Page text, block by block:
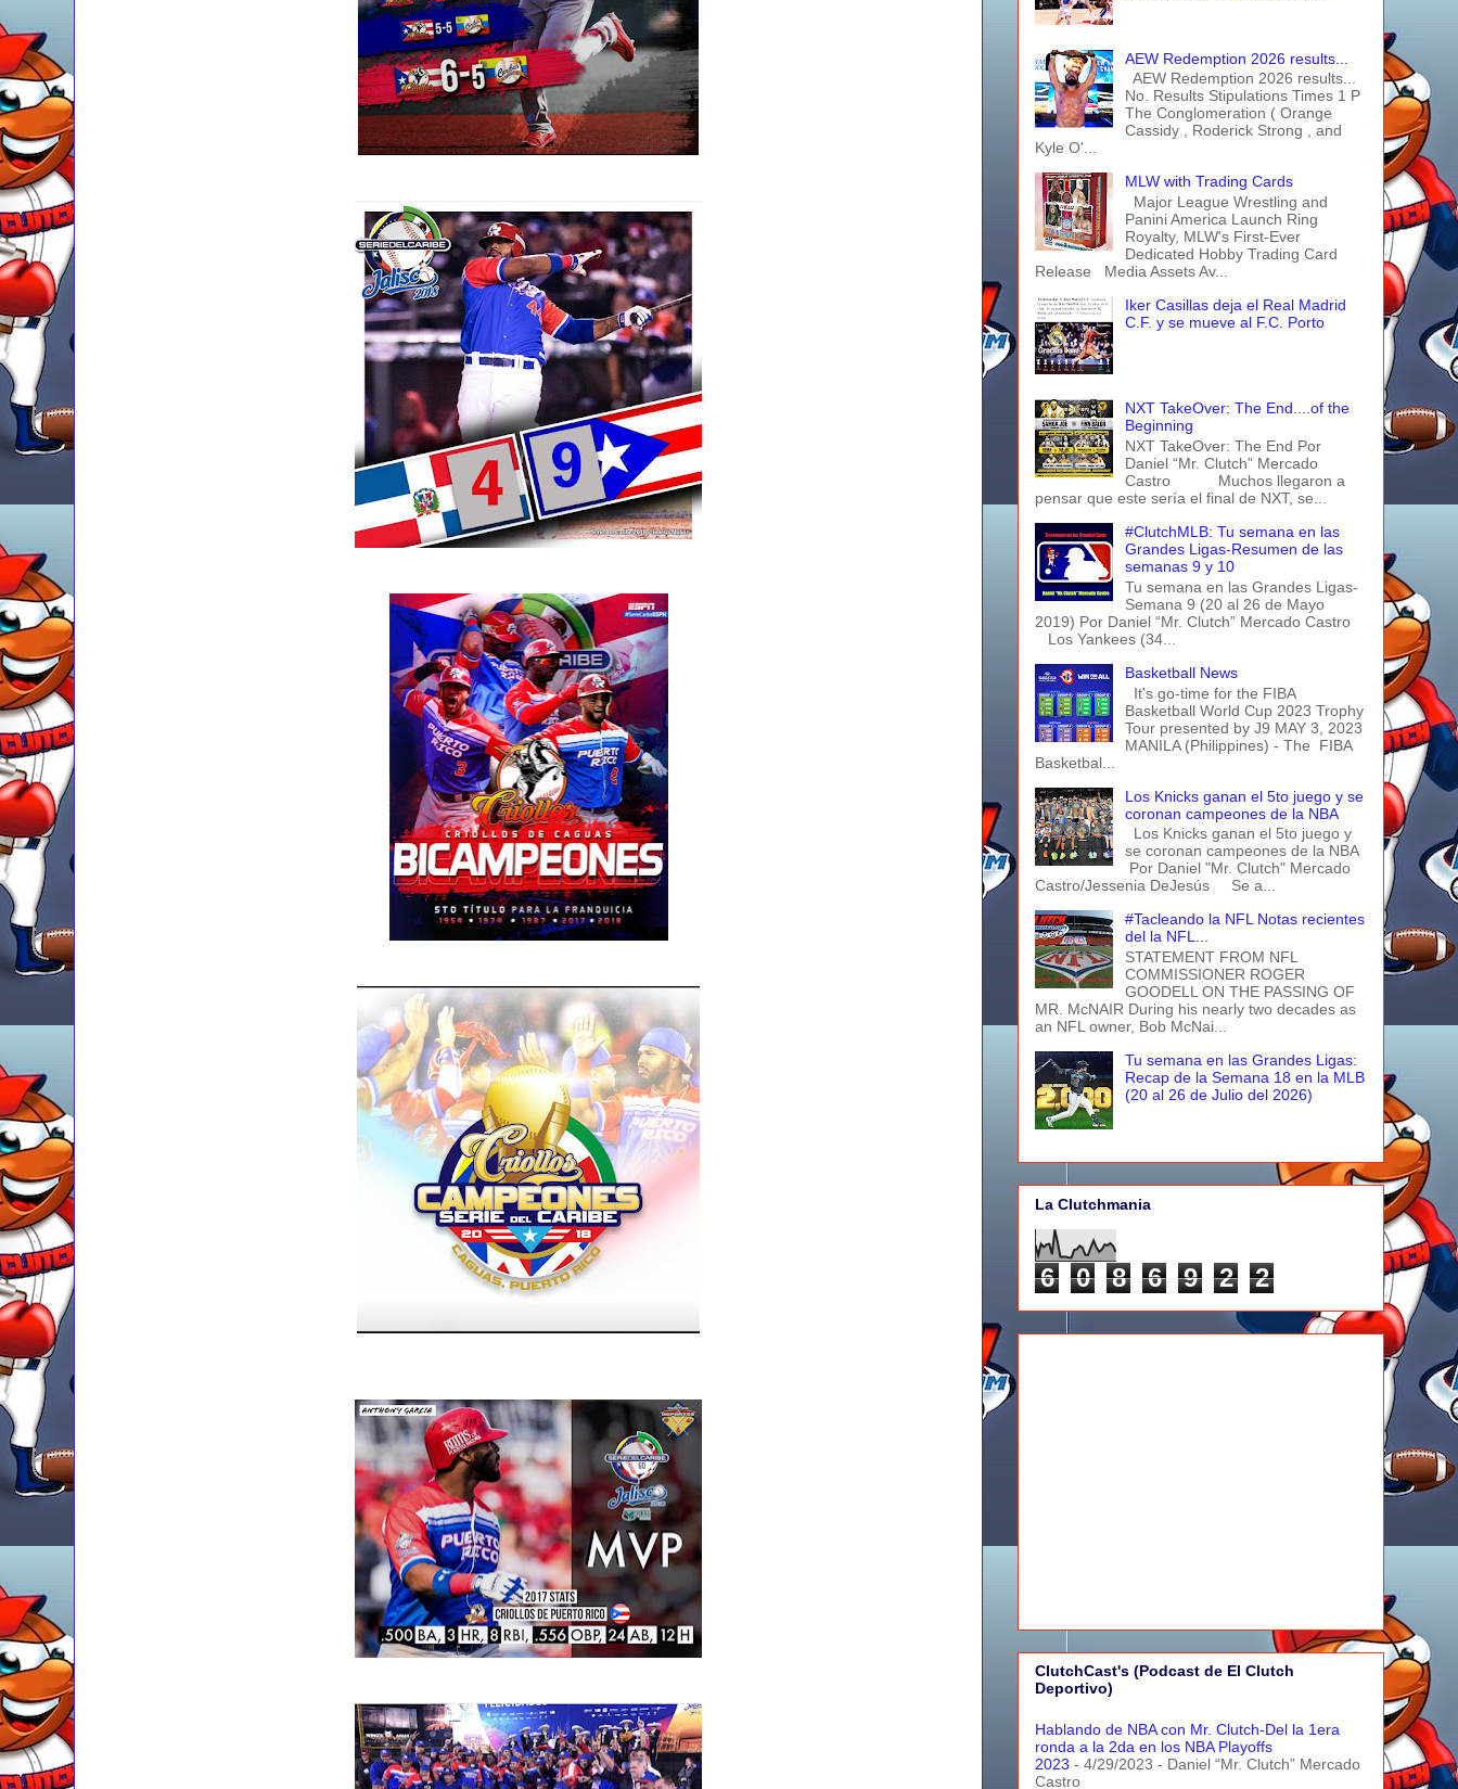
AEW Redemption 2026 results...
AEW Redemption 2026 results...
No. Results Stipulations Times 1 P
The Conglomeration ( Orange
Cassidy , Roderick Strong , and
Kyle O'...
MLW with Trading Cards
Major League Wrestling and
Panini America Launch Ring
Royalty, MLW's First-Ever
Dedicated Hobby Trading Card
Release Media Assets Av...
Iker Casillas deja el Real Madrid
C.F. y se mueve al F.C. Porto
NXT TakeOver: The End....of the
Beginning
NXT TakeOver: The End Por
Daniel “Mr. Clutch” Mercado
Castro Muchos llegaron a
pensar que este sería el final de NXT, se...
#ClutchMLB: Tu semana en las
Grandes Ligas-Resumen de las
semanas 9 y 10
Tu semana en las Grandes Ligas-
Semana 9 (20 al 26 de Mayo
2019) Por Daniel “Mr. Clutch” Mercado Castro
Los Yankees (34...
Basketball News
It's go-time for the FIBA
Basketball World Cup 2023 Trophy
Tour presented by J9 MAY 3, 2023
MANILA (Philippines) - The FIBA
Basketbal...
Los Knicks ganan el 5to juego y se
coronan campeones de la NBA
Los Knicks ganan el 5to juego y
se coronan campeones de la NBA
Por Daniel "Mr. Clutch" Mercado
Castro/Jessenia DeJesús Se a...
#Tacleando la NFL Notas recientes
del la NFL...
STATEMENT FROM NFL
COMMISSIONER ROGER
GOODELL ON THE PASSING OF
MR. McNAIR During his nearly two decades as
an NFL owner, Bob McNai...
Tu semana en las Grandes Ligas:
Recap de la Semana 18 en la MLB
(20 al 26 de Julio del 2026)
La Clutchmania
6 0 8 6 9 2 2
ClutchCast's (Podcast de El Clutch
Deportivo)
Hablando de NBA con Mr. Clutch-Del la 1era
ronda a la 2da en los NBA Playoffs
2023 - 4/29/2023 - Daniel “Mr. Clutch” Mercado
Castro